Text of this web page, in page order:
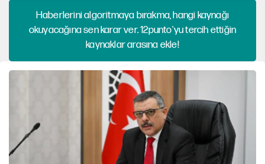
Haberlerini algoritmaya bırakma, hangi kaynağı
okuyacağına sen karar ver. 12punto'yu tercih ettiğin
kaynaklar arasına ekle!